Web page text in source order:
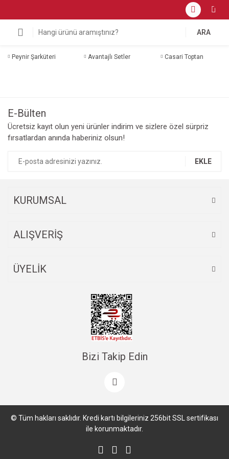
ARA
Peynir Şarküteri Avantajlı Setler Casari Toptan
E-Bülten
Ücretsiz kayıt olun yeni ürünler indirim ve sizlere özel sürpriz
fırsatlardan anında haberiniz olsun!
EKLE
KURUMSAL
ALIŞVERİŞ
ÜYELİK
Bizi Takip Edin
© Tüm hakları saklıdır. Kredi kartı bilgileriniz 256bit SSL sertifikası
ile korunmaktadır.